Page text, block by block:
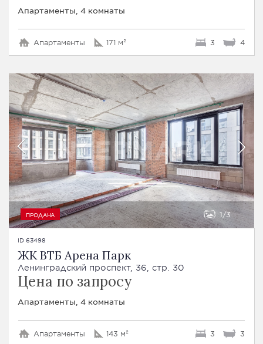
Апартаменты, 4 комнаты
Апартаменты 171 м² 3 4
ПРОДАНА 1 3
ID 63498
ЖК ВТБ Арена Парк
Ленинградский проспект, 36, стр. 30
Цена по запросу
Апартаменты, 4 комнаты
Апартаменты 143 м² 3 3